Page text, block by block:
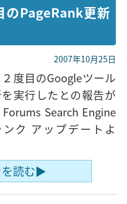
PageRank更新
2007年10月25日
度目のGoogleツール
実行したとの報告が
Search Engine
ク アップデートよ
を読む▶